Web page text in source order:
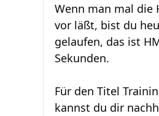
Wenn man mal die
vor läßt, bist du
gelaufen, das ist
Sekunden.
Für den Titel
kannst du dir